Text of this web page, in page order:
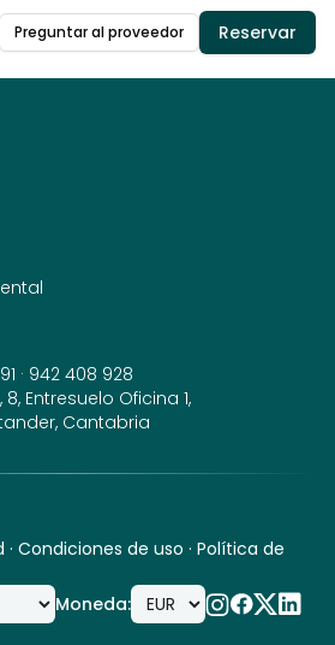
Preguntar al proveedor Reservar
· 942 408 928
Entresuelo Oficina 1,
Cantabria
· Condiciones de uso · Política de
Moneda: